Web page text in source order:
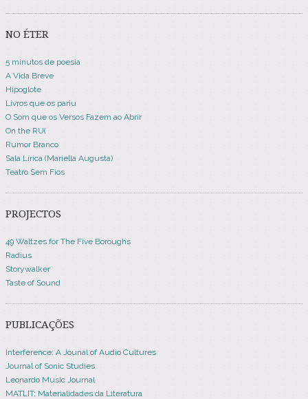
NO ÉTER
5 minutos de poesia
A Vida Breve
Hipoglote
Livros que os pariu
O Som que os Versos Fazem ao Abrir
On the RU(
Rumor Branco
Sala Lírica (Mariella Augusta)
Teatro Sem Fios
PROJECTOS
49 Waltzes for The Five Boroughs
Radius
Storywalker
Taste of Sound
PUBLICAÇÕES
Interference: A Jounal of Audio Cultures
Journal of Sonic Studies
Leonardo Music Journal
MATLIT: Materialidades da Literatura